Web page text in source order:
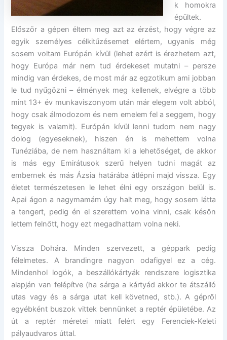
k homokra
épültek.
Először a gépen éltem meg azt az érzést, hogy végre az
egyik személyes célkitűzésemet elértem, ugyanis még
sosem voltam Európán kívül (lehet ezért is érezhetem azt,
hogy Európa már nem tud érdekeset mutatni – persze
mindig van érdekes, de most már az egzotikum ami jobban
le tud nyűgözni – élmények meg kellenek, elvégre a több
mint 13+ év munkaviszonyom után már elegem volt abból,
hogy csak álmodozom és nem emelem fel a seggem, hogy
tegyek is valamit). Európán kívül lenni tudom nem nagy
dolog (egyeseknek), hiszen én is mehettem volna
Tunéziába, de nem használtam ki a lehetőséget, de akkor
is más egy Emirátusok szerű helyen tudni magát az
embernek és más Ázsia határába átlépni majd vissza. Egy
életet természetesen le lehet élni egy országon belül is.
Apai ágon a nagymamám úgy halt meg, hogy sosem látta
a tengert, pedig én el szerettem volna vinni, csak későn
lettem felnőtt, hogy ezt megadhattam volna neki.
Vissza Dohára. Minden szervezett, a géppark pedig
félelmetes. A brandingre nagyon odafigyel ez a cég.
Mindenhol logók, a beszállókártyák rendszere logisztika
alapján van felépítve (ha sárga a kártyád akkor te átszálló
utas vagy és a sárga utat kell követned, stb.). A gépről
egyébként buszok vittek bennünket a reptér épületébe. Az
út a reptér méretei miatt felért egy Ferenciek-Keleti
pályaudvaros úttal.